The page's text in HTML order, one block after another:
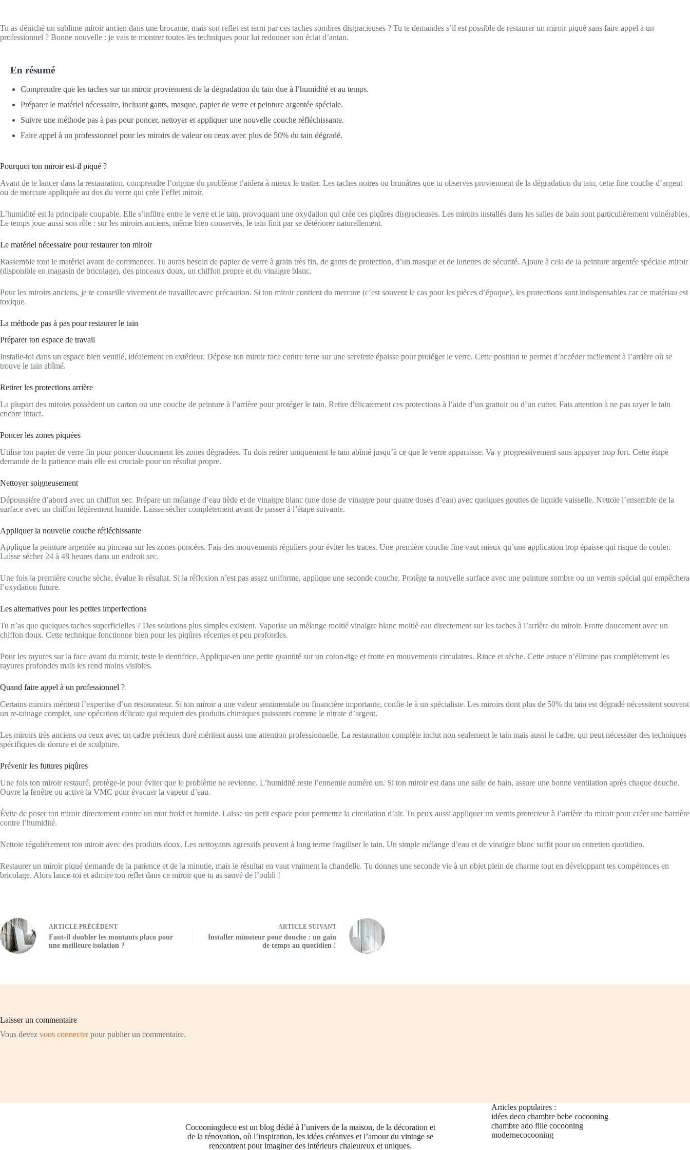
Tu as déniché un sublime miroir ancien dans une brocante, mais son reflet est terni par ces taches sombres disgracieuses ? Tu te demandes s’il est possible de restaurer un miroir piqué sans faire appel à un
professionnel ? Bonne nouvelle : je vais te montrer toutes les techniques pour lui redonner son éclat d’antan.
En résumé
Comprendre que les taches sur un miroir proviennent de la dégradation du tain due à l’humidité et au temps.
Préparer le matériel nécessaire, incluant gants, masque, papier de verre et peinture argentée spéciale.
Suivre une méthode pas à pas pour poncer, nettoyer et appliquer une nouvelle couche réfléchissante.
Faire appel à un professionnel pour les miroirs de valeur ou ceux avec plus de 50% du tain dégradé.
Pourquoi ton miroir est-il piqué ?
Avant de te lancer dans la restauration, comprendre l’origine du problème t’aidera à mieux le traiter. Les taches noires ou brunâtres que tu observes proviennent de la dégradation du tain, cette fine couche d’argent
ou de mercure appliquée au dos du verre qui crée l’effet miroir.
L’humidité est la principale coupable. Elle s’infiltre entre le verre et le tain, provoquant une oxydation qui crée ces piqûres disgracieuses. Les miroirs installés dans les salles de bain sont particulièrement vulnérables.
Le temps joue aussi son rôle : sur les miroirs anciens, même bien conservés, le tain finit par se détériorer naturellement.
Le matériel nécessaire pour restaurer ton miroir
Rassemble tout le matériel avant de commencer. Tu auras besoin de papier de verre à grain très fin, de gants de protection, d’un masque et de lunettes de sécurité. Ajoute à cela de la peinture argentée spéciale miroir
(disponible en magasin de bricolage), des pinceaux doux, un chiffon propre et du vinaigre blanc.
Pour les miroirs anciens, je te conseille vivement de travailler avec précaution. Si ton miroir contient du mercure (c’est souvent le cas pour les pièces d’époque), les protections sont indispensables car ce matériau est
toxique.
La méthode pas à pas pour restaurer le tain
Préparer ton espace de travail
Installe-toi dans un espace bien ventilé, idéalement en extérieur. Dépose ton miroir face contre terre sur une serviette épaisse pour protéger le verre. Cette position te permet d’accéder facilement à l’arrière où se
trouve le tain abîmé.
Retirer les protections arrière
La plupart des miroirs possèdent un carton ou une couche de peinture à l’arrière pour protéger le tain. Retire délicatement ces protections à l’aide d’un grattoir ou d’un cutter. Fais attention à ne pas rayer le tain
encore intact.
Poncer les zones piquées
Utilise ton papier de verre fin pour poncer doucement les zones dégradées. Tu dois retirer uniquement le tain abîmé jusqu’à ce que le verre apparaisse. Va-y progressivement sans appuyer trop fort. Cette étape
demande de la patience mais elle est cruciale pour un résultat propre.
Nettoyer soigneusement
Dépoussiére d’abord avec un chiffon sec. Prépare un mélange d’eau tiède et de vinaigre blanc (une dose de vinaigre pour quatre doses d’eau) avec quelques gouttes de liquide vaisselle. Nettoie l’ensemble de la
surface avec un chiffon légèrement humide. Laisse sécher complètement avant de passer à l’étape suivante.
Appliquer la nouvelle couche réfléchissante
Applique la peinture argentée au pinceau sur les zones poncées. Fais des mouvements réguliers pour éviter les traces. Une première couche fine vaut mieux qu’une application trop épaisse qui risque de couler.
Laisse sécher 24 à 48 heures dans un endroit sec.
Une fois la première couche sèche, évalue le résultat. Si la réflexion n’est pas assez uniforme, applique une seconde couche. Protège ta nouvelle surface avec une peinture sombre ou un vernis spécial qui empêchera
l’oxydation future.
Les alternatives pour les petites imperfections
Tu n’as que quelques taches superficielles ? Des solutions plus simples existent. Vaporise un mélange moitié vinaigre blanc moitié eau directement sur les taches à l’arrière du miroir. Frotte doucement avec un
chiffon doux. Cette technique fonctionne bien pour les piqûres récentes et peu profondes.
Pour les rayures sur la face avant du miroir, teste le dentifrice. Applique-en une petite quantité sur un coton-tige et frotte en mouvements circulaires. Rince et sèche. Cette astuce n’élimine pas complètement les
rayures profondes mais les rend moins visibles.
Quand faire appel à un professionnel ?
Certains miroirs méritent l’expertise d’un restaurateur. Si ton miroir a une valeur sentimentale ou financière importante, confie-le à un spécialiste. Les miroirs dont plus de 50% du tain est dégradé nécessitent souvent
un re-tainage complet, une opération délicate qui requiert des produits chimiques puissants comme le nitrate d’argent.
Les miroirs très anciens ou ceux avec un cadre précieux doré méritent aussi une attention professionnelle. La restauration complète inclut non seulement le tain mais aussi le cadre, qui peut nécessiter des techniques
spécifiques de dorure et de sculpture.
Prévenir les futures piqûres
Une fois ton miroir restauré, protège-le pour éviter que le problème ne revienne. L’humidité reste l’ennemie numéro un. Si ton miroir est dans une salle de bain, assure une bonne ventilation après chaque douche.
Ouvre la fenêtre ou active la VMC pour évacuer la vapeur d’eau.
Évite de poser ton miroir directement contre un mur froid et humide. Laisse un petit espace pour permettre la circulation d’air. Tu peux aussi appliquer un vernis protecteur à l’arrière du miroir pour créer une barrière
contre l’humidité.
Nettoie régulièrement ton miroir avec des produits doux. Les nettoyants agressifs peuvent à long terme fragiliser le tain. Un simple mélange d’eau et de vinaigre blanc suffit pour un entretien quotidien.
Restaurer un miroir piqué demande de la patience et de la minutie, mais le résultat en vaut vraiment la chandelle. Tu donnes une seconde vie à un objet plein de charme tout en développant tes compétences en
bricolage. Alors lance-toi et admire ton reflet dans ce miroir que tu as sauvé de l’oubli !
ARTICLE PRÉCÉDENT
Faut-il doubler les montants placo pour
une meilleure isolation ?
ARTICLE SUIVANT
Installer minuteur pour douche : un gain
de temps au quotidien !
Laisser un commentaire
Vous devez vous connecterpour publier un commentaire.
Cocooningdeco est un blog dédié à l’univers de la maison, de la décoration et
de la rénovation, où l’inspiration, les idées créatives et l’amour du vintage se
rencontrent pour imaginer des intérieurs chaleureux et uniques.
Articles populaires :
idées deco chambre bebe cocooning
chambre ado fille cocooning
modernecocooning